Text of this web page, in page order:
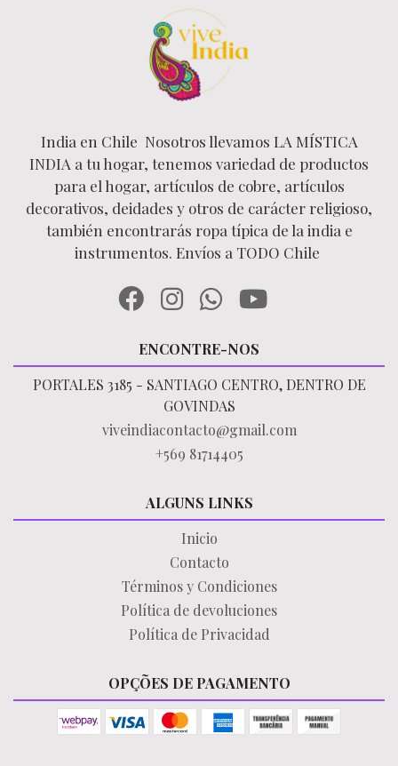
India en Chile Nosotros llevamos LA MÍSTICA
INDIA a tu hogar, tenemos variedad de productos
para el hogar, artículos de cobre, artículos
decorativos, deidades y otros de carácter religioso,
también encontrarás ropa típica de la india e
instrumentos. Envíos a TODO Chile
ENCONTRE-NOS
PORTALES 3185 - SANTIAGO CENTRO, DENTRO DE
GOVINDAS
viveindiacontacto@gmail.com
+569 81714405
ALGUNS LINKS
Inicio
Contacto
Términos y Condiciones
Política de devoluciones
Política de Privacidad
OPÇÕES DE PAGAMENTO